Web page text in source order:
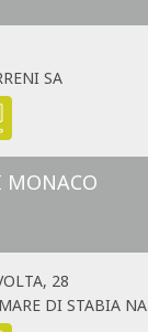
SA
28
DI STABIA NA